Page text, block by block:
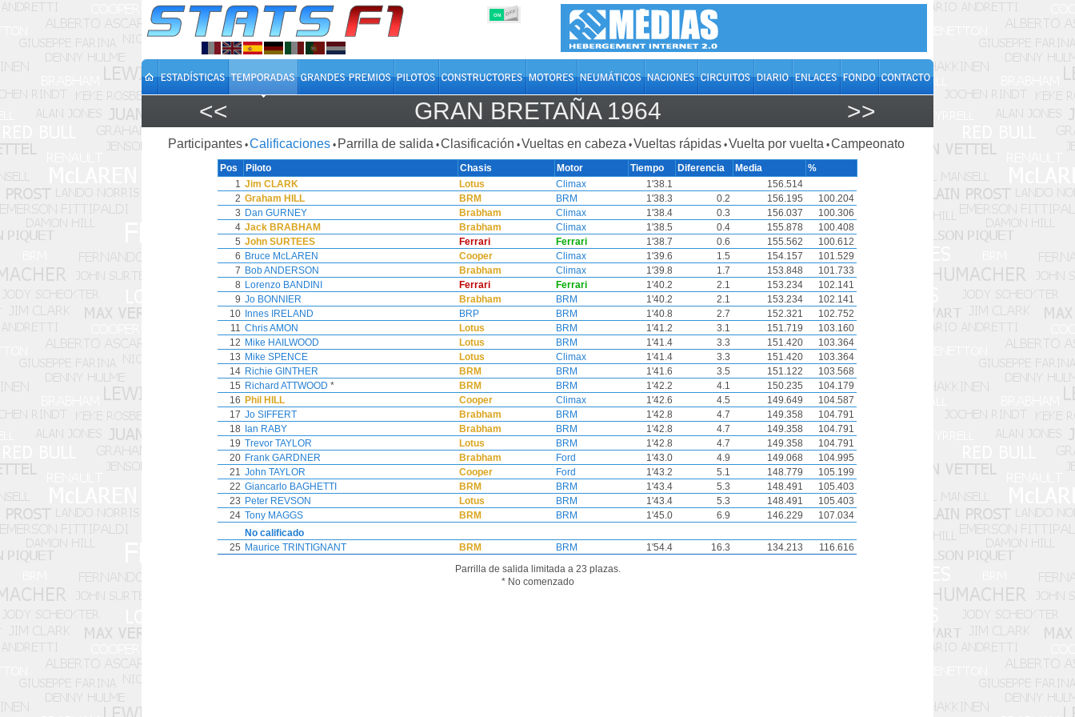
ON OFF
<< GRAN BRETAÑA 1964 >>
Participantes •Calificaciones • Parrilla de salida •Clasificación •Vueltas en cabeza •Vueltas rápidas •Vuelta por vuelta •Campeonato
Pos Piloto Chasis Motor Tiempo Diferencia Media
%
1 Jim CLARK Lotus Climax 1'38.1
156.514
2 Graham HILL BRM BRM 1'38.3 0.2 156.195
100.204
3 Dan GURNEY Brabham Climax 1'38.4 0.3 156.037
100.306
4 Jack BRABHAM Brabham Climax 1'38.5 0.4 155.878
100.408
5 John SURTEES Ferrari Ferrari 1'38.7 0.6 155.562
100.612
6 Bruce McLAREN Cooper Climax 1'39.6 1.5 154.157
101.529
7 Bob ANDERSON Brabham Climax 1'39.8 1.7 153.848
101.733
8 Lorenzo BANDINI Ferrari Ferrari 1'40.2 2.1 153.234
102.141
9 Jo BONNIER Brabham BRM 1'40.2 2.1 153.234
102.141
10 Innes IRELAND BRP BRM 1'40.8 2.7 152.321
102.752
11 Chris AMON Lotus BRM 1'41.2 3.1 151.719
103.160
12 Mike HAILWOOD Lotus BRM 1'41.4 3.3 151.420
103.364
13 Mike SPENCE Lotus Climax 1'41.4 3.3 151.420
103.364
14 Richie GINTHER BRM BRM 1'41.6 3.5 151.122
103.568
15 Richard ATTWOOD * BRM BRM 1'42.2 4.1 150.235
104.179
16 Phil HILL Cooper Climax 1'42.6 4.5 149.649
104.587
17 Jo SIFFERT Brabham BRM 1'42.8 4.7 149.358
104.791
18
Ian RABY Brabham BRM 1'42.8 4.7 149.358
104.791
19 Trevor TAYLOR Lotus BRM 1'42.8 4.7 149.358
104.791
20 Frank GARDNER Brabham Ford 1'43.0 4.9 149.068
104.995
21 John TAYLOR Cooper Ford 1'43.2 5.1 148.779
105.199
22 Giancarlo BAGHETTI BRM BRM 1'43.4 5.3 148.491
105.403
23 Peter REVSON Lotus BRM 1'43.4 5.3 148.491
105.403
24 Tony MAGGS BRM BRM 1'45.0 6.9 146.229
107.034
No calificado
25 Maurice TRINTIGNANT BRM BRM 1'54.4 16.3 134.213
116.616
Parrilla de salida limitada a 23 plazas.
* No comenzado